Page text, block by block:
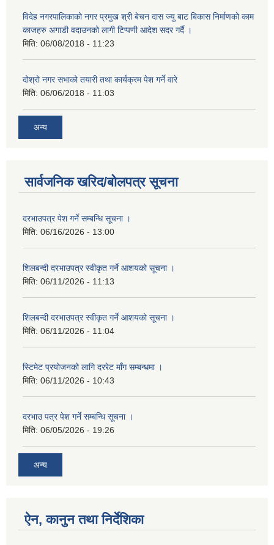
विदेह नगरपालिकाको नगर प्रमुख श्री बेचन दास ज्यु बाट बिकास निर्माणको काम
काजहरु अगाडी वदाउनको लागी टिप्पणी आदेश सदर गर्दै ।
मिति: 06/08/2018 - 11:23
दोश्रो नगर सभाको तयारी तथा कार्यक्रम पेश गर्ने वारे
मिति: 06/06/2018 - 11:03
अन्य
सार्वजनिक खरिद/बोलपत्र सूचना
दरभाउपत्र पेश गर्ने सम्बन्धि सूचना ।
मिति: 06/16/2026 - 13:00
शिलबन्दी दरभाउपत्र स्वीकृत गर्ने आशयको सूचना ।
मिति: 06/11/2026 - 11:13
शिलबन्दी दरभाउपत्र स्वीकृत गर्ने आशयको सूचना ।
मिति: 06/11/2026 - 11:04
स्टिमेट प्रयोजनको लागि दररेट माँग सम्बन्धमा ।
मिति: 06/11/2026 - 10:43
दरभाउ पत्र पेश गर्ने सम्बन्धि सूचना ।
मिति: 06/05/2026 - 19:26
अन्य
ऐन, कानुन तथा निर्देशिका